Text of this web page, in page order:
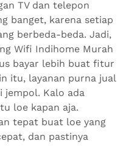
TV dan telepon
banget, karena setiap
berbeda-beda. Jadi,
Wifi Indihome Murah
bayar lebih buat fitur
itu, layanan purna jual
jempol. Kalo ada
loe kapan aja.
tepat buat loe yang
dan pastinya